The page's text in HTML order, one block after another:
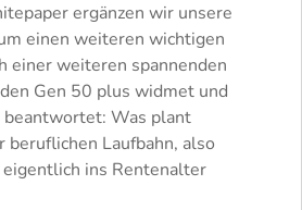
ergänzen wir unsere
einen weiteren wichtigen
einer weiteren spannenden
Gen 50 plus widmet und
beantwortet: Was plant
beruflichen Laufbahn, also
ins Rentenalter